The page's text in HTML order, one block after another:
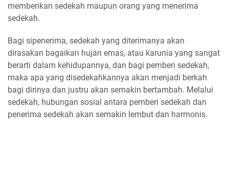
memberikan sedekah maupun orang yang menerima
sedekah.
Bagi sipenerima, sedekah yang diterimanya akan
dirasakan bagaikan hujan emas, atau karunia yang sangat
berarti dalam kehidupannya, dan bagi pemberi sedekah,
maka apa yang disedekahkannya akan menjadi berkah
bagi dirinya dan justru akan semakin bertambah. Melalui
sedekah, hubungan sosial antara pemberi sedekah dan
penerima sedekah akan semakin lembut dan harmonis.